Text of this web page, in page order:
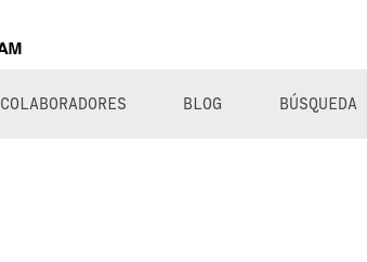
COLABORADORES BLOG BÚSQUEDA